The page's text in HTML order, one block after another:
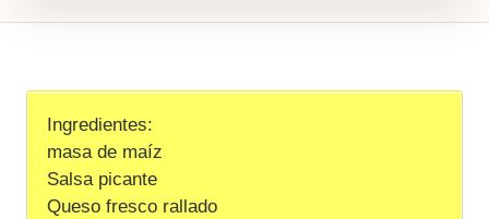
Ingredientes:
masa de maíz
Salsa picante
Queso fresco rallado